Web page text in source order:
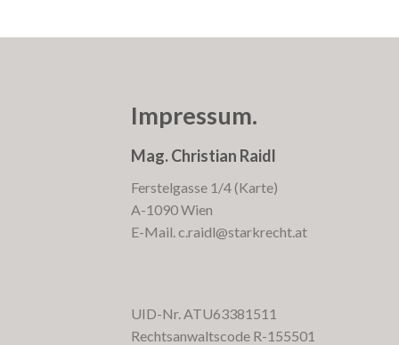
Impressum.
Mag. Christian Raidl
Ferstelgasse 1/4 (Karte)
A-1090 Wien
E-Mail.c.raidl@starkrecht.at
UID-Nr. ATU63381511
Rechtsanwaltscode R-155501